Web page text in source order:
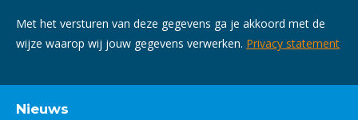
Met het versturen van deze gegevens ga je akkoord met de
wijze waarop wij jouw gegevens verwerken. Privacy statement
Nieuws